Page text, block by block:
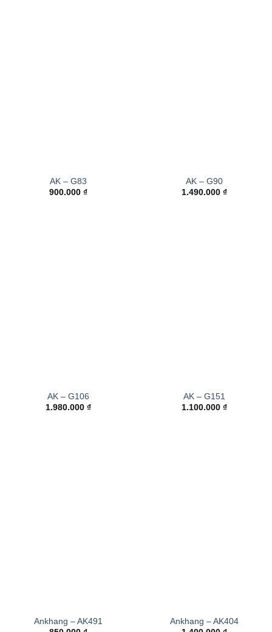
AK – G83
900.000 ₫
AK – G90
1.490.000 ₫
AK – G106
1.980.000 ₫
AK – G151
1.100.000 ₫
Ankhang – AK491
Ankhang – AK404